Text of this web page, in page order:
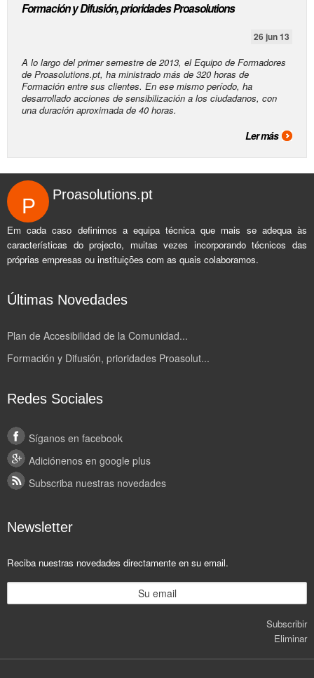
Formación y Difusión, prioridades Proasolutions
26 jun 13
A lo largo del primer semestre de 2013, el Equipo de Formadores
de Proasolutions.pt, ha ministrado más de 320 horas de
Formación entre sus clientes. En ese mismo período, ha
desarrollado acciones de sensibilización a los ciudadanos, con
una duración aproximada de 40 horas.
Ler más
P Proasolutions.pt
Em cada caso definimos a equipa técnica que mais se adequa às
características do projecto, muitas vezes incorporando técnicos das
próprias empresas ou instituições com as quais colaboramos.
Últimas Novedades
Plan de Accesibilidad de la Comunidad...
Formación y Difusión, prioridades Proasolut...
Redes Sociales
Síganos en facebook
Adiciónenos en google plus
Subscriba nuestras novedades
Newsletter
Reciba nuestras novedades directamente en su email.
Subscribir
Eliminar